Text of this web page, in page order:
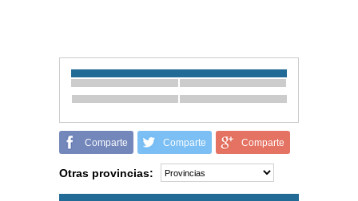
Comparte Comparte Comparte
Otras provincias: